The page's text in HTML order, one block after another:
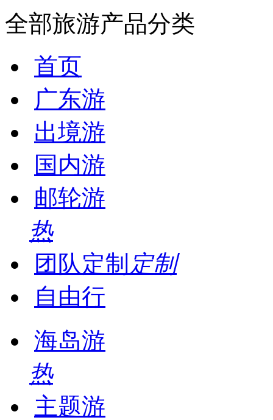
全部旅游产品分类
首页
广东游
出境游
国内游
邮轮游
热
团队定制 定制
自由行
海岛游
热
主题游